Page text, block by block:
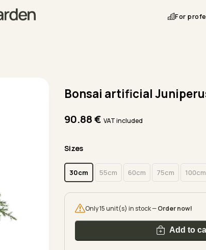
For
Bonsai artificial
90.88€ VAT included
Sizes
30cm 55cm 60cm 75cm 100cm
Only 15 unit(s) in stock —Order now!
Add to